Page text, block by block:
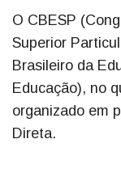
O CBESP
Superior
Brasileiro da
Educação), no
organizado em
Direta.